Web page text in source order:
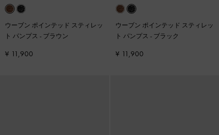
ウーブン ポインテッド スティレッ
ト パンプス - ブラウン
¥ 11,900
ウーブン ポインテッド スティレッ
ト パンプス - ブラック
¥ 11,900